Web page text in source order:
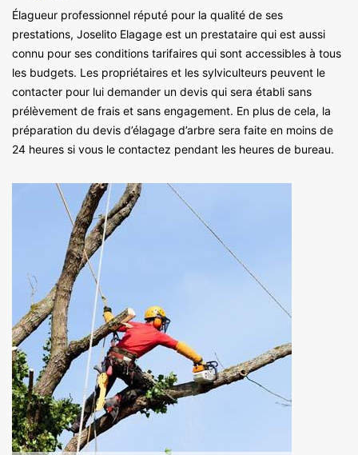
Élagueur professionnel réputé pour la qualité de ses
prestations, Joselito Elagage est un prestataire qui est aussi
connu pour ses conditions tarifaires qui sont accessibles à tous
les budgets. Les propriétaires et les sylviculteurs peuvent le
contacter pour lui demander un devis qui sera établi sans
prélèvement de frais et sans engagement. En plus de cela, la
préparation du devis d’élagage d’arbre sera faite en moins de
24 heures si vous le contactez pendant les heures de bureau.